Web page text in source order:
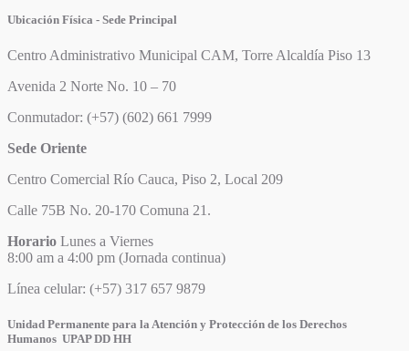
Ubicación Física - Sede Principal
Centro Administrativo Municipal CAM, Torre Alcaldía Piso 13
Avenida 2 Norte No. 10 – 70
Conmutador: (+57) (602) 661 7999
Sede Oriente
Centro Comercial Río Cauca, Piso 2, Local 209
Calle 75B No. 20-170 Comuna 21.
Horario Lunes a Viernes
8:00 am a 4:00 pm (Jornada continua)
Línea celular: (+57) 317 657 9879
Unidad Permanente para la Atención y Protección de los Derechos
Humanos UPAP DD HH